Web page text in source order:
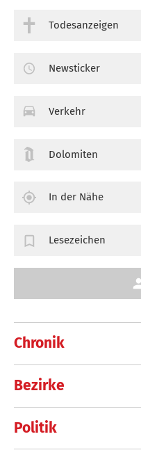
Chronik
Bezirke
Politik
Todesanzeigen
Newsticker
Verkehr
Dolomiten
In der Nähe
Lesezeichen